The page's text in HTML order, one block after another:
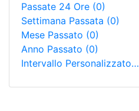
Passate 24 Ore (0)
Settimana Passata (0)
Mese Passato (0)
Anno Passato (0)
Intervallo Personalizzato…